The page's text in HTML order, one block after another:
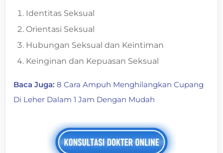
Identitas Seksual
Orientasi Seksual
Hubungan Seksual dan Keintiman
Keinginan dan Kepuasan Seksual
Baca Juga: 8 Cara Ampuh Menghilangkan Cupang
Di Leher Dalam 1 Jam Dengan Mudah